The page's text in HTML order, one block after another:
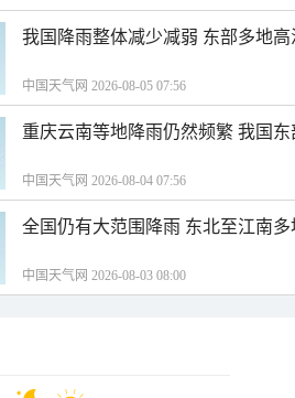
我国降雨整体减少减弱 东部多地
中国天气网 2026-08-05 07:56
重庆云南等地降雨仍然频繁 我国
中国天气网 2026-08-04 07:56
全国仍有大范围降雨 东北至江南
中国天气网 2026-08-03 08:00